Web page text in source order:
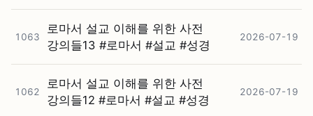
1063
로마서 설교 이해를 위한 사전
강의들13 #⁠로마서 #⁠설교 #⁠성경
2026-07-19
1062
로마서 설교 이해를 위한 사전
강의들12 #⁠로마서 #⁠설교 #⁠성경
2026-07-19